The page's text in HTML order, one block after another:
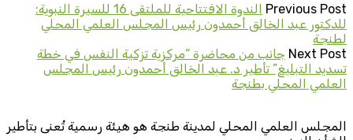
Previous Post
الندوة الافتتاحية للملتقى 16 للسيرة النبوية:
للدكتور عبد الخالق أحمدون رئيس المجلس العلمي المحلي
لطنجة
Next Post جانب من محاضرة “مركزية تزكية النفس في خطة
تسديد التبليغ” تأطير د. عبد الخالق أحمدون رئيس المجلس
العلمي المحلي بطنجة
المجلس العلمي المحلي لمدينة طنجة هو هيئة رسمية تُعنى بتأطير